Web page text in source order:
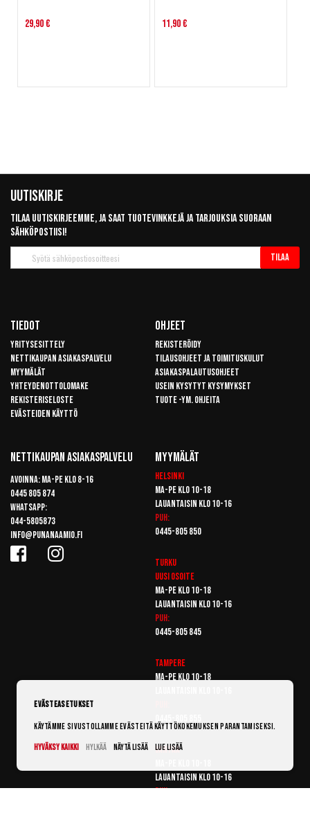
29,90 € 11,90 €
Uutiskirje
Tilaa uutiskirjeemme, ja saat tuotevinkkejä ja tarjouksia suoraan
sähköpostiisi!
uutiskirje
Tilaa
Tiedot
Yritysesittely
Nettikaupan asiakaspalvelu
Myymälät
Yhteydenottolomake
Rekisteriseloste
Evästeiden käyttö
Ohjeet
Rekisteröidy
Tilausohjeet ja toimituskulut
Asiakaspalautusohjeet
Usein kysytyt kysymykset
Tuote -ym. ohjeita
Nettikaupan Asiakaspalvelu
Avoinna: Ma-pe klo 8-16
0445 805 874
Whatsapp:
044-5805873
info@punanaamio.fi
Myymälät
Helsinki
Ma-pe klo 10-18
Lauantaisin klo 10-16
Puh:
0445-805 850
Turku
Uusi osoite
Ma-pe klo 10-18
Lauantaisin klo 10-16
Puh:
0445-805 845
Tampere
Ma-pe klo 10-18
Vantaa
Lauantaisin klo 10-16
Puh:
Evästeasetukset
Käytämme sivustollamme evästeitä käyttökokemuksen parantamiseksi.
Hyväksy kaikki
Hylkää Näytä lisää Lue lisää